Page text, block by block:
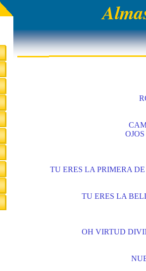
TU ERES LA PRIMERA
TU ERES LA
OH VIRTUD